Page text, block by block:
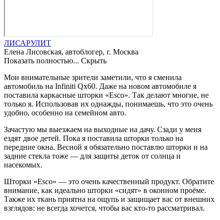
ЛИСАРУЛИТ
Елена Лисовская, автоблогер, г. Москва
Показать полностью... Скрыть
Мои внимательные зрители заметили, что я сменила
автомобиль на Infiniti Qx60. Даже на новом автомобиле я
поставила каркасные шторки «Esco». Так делают многие, не
только я. Использовав их однажды, понимаешь, что это очень
удобно, особенно на семейном авто.
Зачастую мы выезжаем на выходные на дачу. Сзади у меня
ездят двое детей. Пока я поставила шторки только на
передние окна. Весной я обязательно поставлю шторки и на
задние стекла тоже — для защиты деток от солнца и
насекомых.
Шторки «Esco» — это очень качественный продукт. Обратите
внимание, как идеально шторки «сидят» в оконном проёме.
Также их ткань приятна на ощупь и защищает вас от внешних
взглядов: не всегда хочется, чтобы вас кто-то рассматривал.